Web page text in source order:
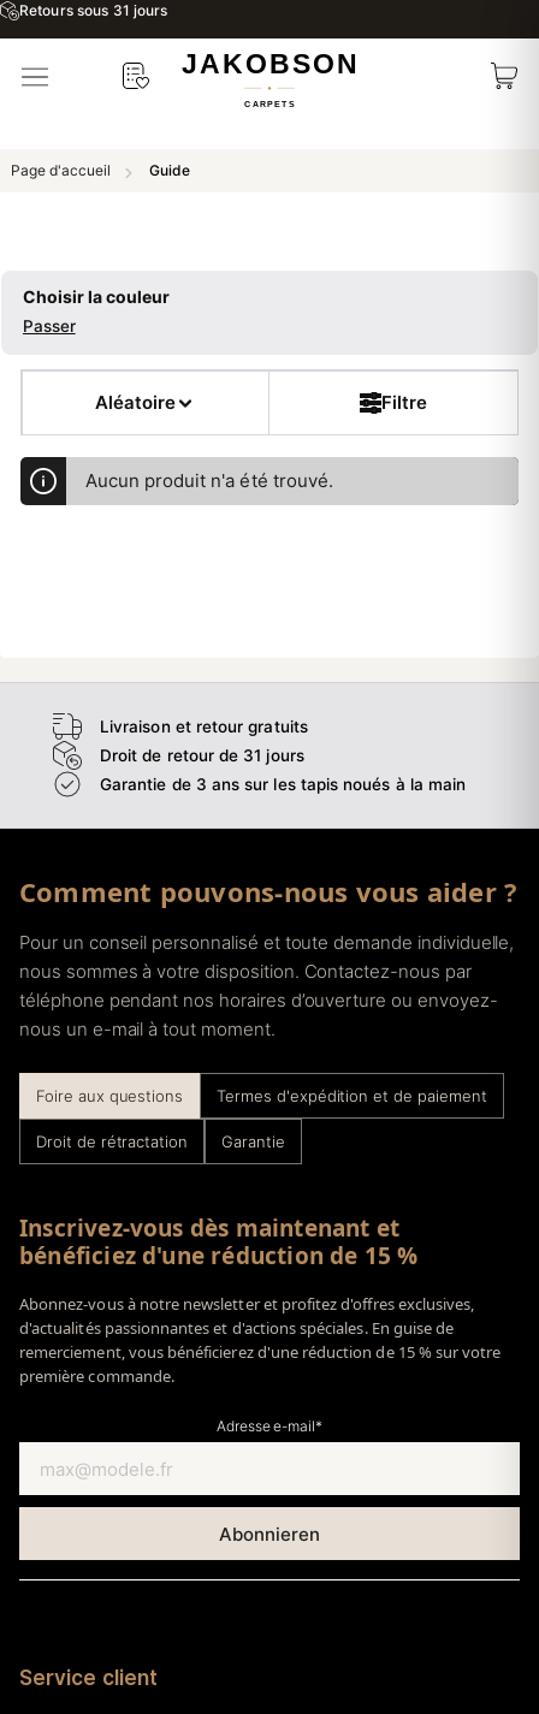
Retours sous 31 jours
Page d'accueil Guide
Choisir la couleur
Passer
Aléatoire Filtre
Aucun produit n'a été trouvé.
Livraison et retour gratuits
Droit de retour de 31 jours
Garantie de 3 ans sur les tapis noués à la main
Comment pouvons-nous vous aider ?
Pour un conseil personnalisé et toute demande individuelle,
nous sommes à votre disposition. Contactez-nous par
téléphone pendant nos horaires d’ouverture ou envoyez-
nous un e-mail à tout moment.
Foire aux questions Termes d'expédition et de paiement
Droit de rétractation Garantie
Inscrivez-vous dès maintenant et
bénéficiez d'une réduction de 15 %
Abonnez-vous à notre newsletter et profitez d'offres exclusives,
d'actualités passionnantes et d'actions spéciales. En guise de
remerciement, vous bénéficierez d'une réduction de 15 % sur votre
première commande.
Adresse e-mail*
Service client